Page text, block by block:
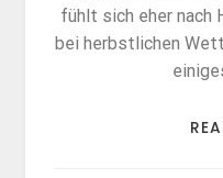
fühlt sich eher nach
bei herbstlichen